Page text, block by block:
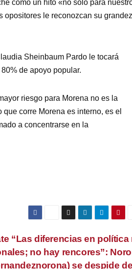
como un hito «no sólo para
opositores le reconozcan su
Sheinbaum Pardo le tocará
de apoyo popular.
riesgo para Morena no es la
corre Morena es interno, es el
a concentrarse en la
“Las diferencias en política
no hay rencores”:
se despide